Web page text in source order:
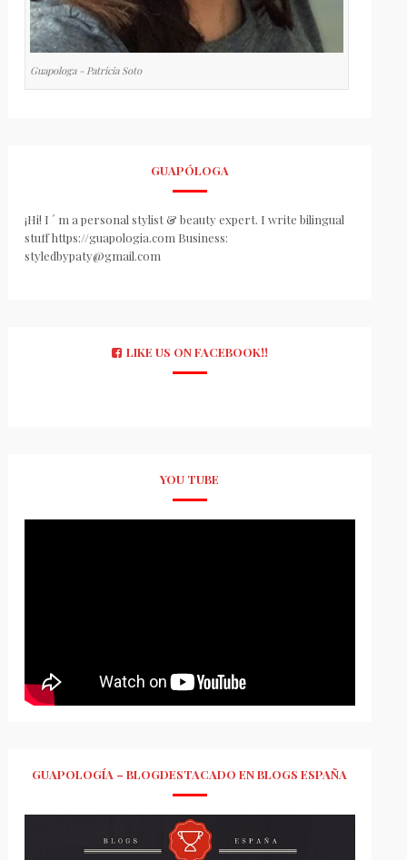
Guapologa - Patricia Soto
GUAPÓLOGA
¡Hi! I ´ m a personal stylist & beauty expert. I write bilingual
stuff https://guapologia.com Business:
styledbypaty@gmail.com
LIKE US ON FACEBOOK!!
YOU TUBE
GUAPOLOGÍA – BLOGDESTACADO EN BLOGS ESPAÑA